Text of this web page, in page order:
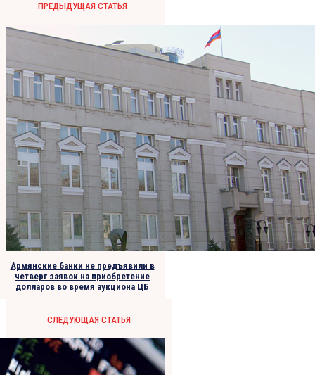
ПРЕДЫДУЩАЯ СТАТЬЯ
Армянские банки не предъявили в
четверг заявок на приобретение
долларов во время аукциона ЦБ
СЛЕДУЮЩАЯ СТАТЬЯ